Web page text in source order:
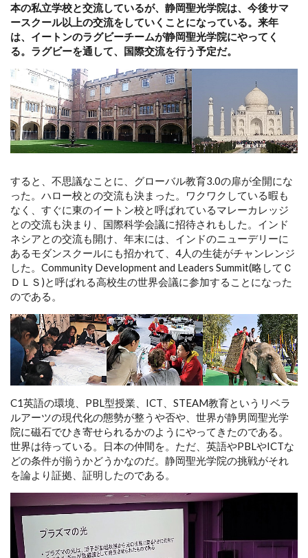
本の私立学校と交流しているが、静岡聖光学院は、今後サマ
ースクール以上の交流をしていくことになっている。来年
は、イートンのラグビーチームが静岡聖光学院にやってく
る。ラグビーを通して、国際交流を行う予定だ。
すると、不思議なことに、グローバル教育3.0の扉が全開にな
った。ハロー校との交流も決まった。ワクワクしている暇も
なく、すぐに東のイートン校と呼ばれているマレーカレッジ
との交流も決まり、国際科学会議に招待されもした。インド
ネシアとの交流も開け、年末には、インドのニューデリーに
あるモダンスクールにも招かれて、4人の生徒がチャンレンジ
した。Community Development and Leaders Summit(略してＣ
ＤＬＳ)と呼ばれる高校生の世界会議に参加することになった
のである。
C1英語の環境、PBL型授業、ICT、STEAM教育というリベラ
ルアーツの現代化の態勢が整うや否や、世界が静男岡聖光学
院に磁石でひき寄せられるかのようにやってきたのである。
世界は待っている。日本の仲間を。ただ、英語やPBLやICTな
どの条件が揃うかどうかなのだ。静岡聖光学院の挑戦がそれ
を論より証拠、証明したのである。